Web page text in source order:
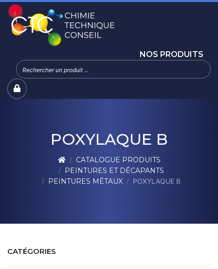
NOS PRODUITS
POXYLAQUE B
CATALOGUE PRODUITS
PEINTURES ET DÉCAPANTS
PEINTURES MÉTAUX
POXYLAQUE B
CATÉGORIES